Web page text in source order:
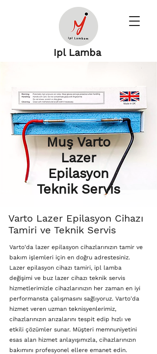
Ipl Lamba
Muş Varto
Lazer
Epilasyon
Teknik Servis
Varto Lazer Epilasyon Cihazı
Tamiri ve Teknik Servis
Varto'da lazer epilasyon cihazlarınızın tamir ve
bakım işlemleri için en doğru adrestesiniz.
Lazer epilasyon cihazı tamiri, ipl lamba
değişimi ve buz lazer cihazı teknik servis
hizmetlerimizle cihazlarınızın her zaman en iyi
performansta çalışmasını sağlıyoruz. Varto'da
hizmet veren uzman teknisyenlerimiz,
cihazlarınızın arızalarını tespit edip hızlı ve
etkili çözümler sunar. Müşteri memnuniyetini
esas alan hizmet anlayışımızla, cihazlarınızın
bakımını profesyonel ellere emanet edin.